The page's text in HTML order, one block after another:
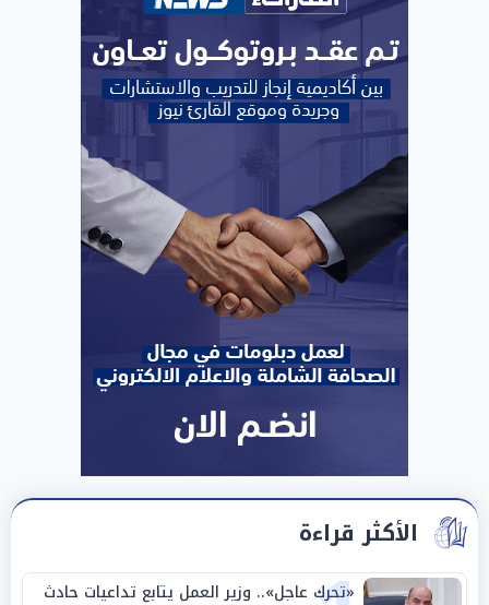
الأكثر قراءة
«تحرك عاجل».. وزير العمل يتابع تداعيات حادث